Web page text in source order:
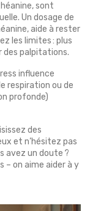
sont
Un dosage de
aide à rester
les limites : plus
des palpitations.
influence
respiration ou de
profonde)
des
et n’hésitez pas
avez un doute ?
– on aime aider à y